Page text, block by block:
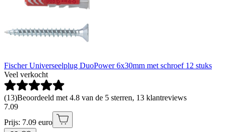
Fischer Universeelplug DuoPower 6x30mm met schroef 12 stuks
Veel verkocht
(13)Beoordeeld met 4.8 van de 5 sterren, 13 klantreviews
7.09
Prijs: 7.09 euro